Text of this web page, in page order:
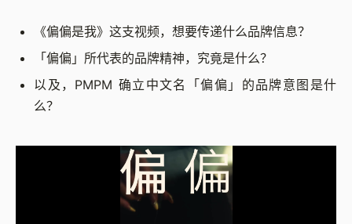
《偏偏是我》这支视频，想要传递什么品牌信息？
「偏偏」所代表的品牌精神，究竟是什么？
以及，PMPM 确立中文名「偏偏」的品牌意图是什
么？